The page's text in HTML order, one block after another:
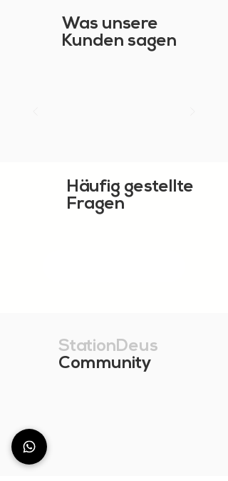
Was unsere
Kunden sagen
Häufig gestellte
Fragen
StationDeus
Community